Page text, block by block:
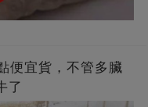
便宜貨，不管多臟
了